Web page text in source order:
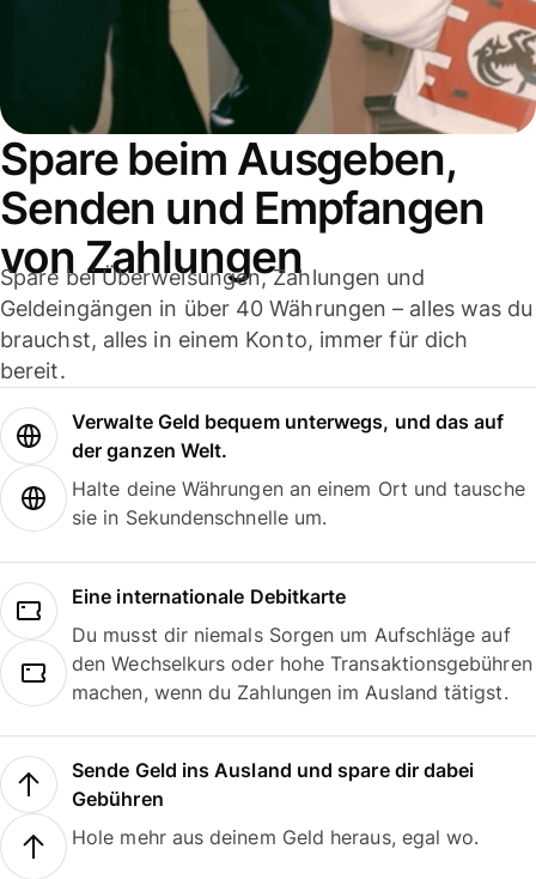
Spare beim Ausgeben,
Senden und Empfangen
von Zahlungen
Spare bei Überweisungen, Zahlungen und
Geldeingängen in über 40 Währungen – alles was du
brauchst, alles in einem Konto, immer für dich
bereit.
Verwalte Geld bequem unterwegs, und das auf
der ganzen Welt.
Halte deine Währungen an einem Ort und tausche
sie in Sekundenschnelle um.
Eine internationale Debitkarte
Du musst dir niemals Sorgen um Aufschläge auf
den Wechselkurs oder hohe Transaktionsgebühren
machen, wenn du Zahlungen im Ausland tätigst.
Sende Geld ins Ausland und spare dir dabei
Gebühren
Hole mehr aus deinem Geld heraus, egal wo.